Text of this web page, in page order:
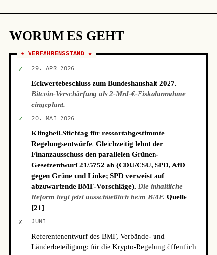
WORUM ES GEHT
★ VERFAHRENSSTAND ★
✓ 29. APR 2026
Eckwertebeschluss zum Bundeshaushalt 2027.
Bitcoin-Verschärfung als 2-Mrd-€-Fiskalannahme
eingeplant.
✓ 20. MAI 2026
Klingbeil-Stichtag für ressortabgestimmte
Regelungsentwürfe. Gleichzeitig lehnt der
Finanzausschuss den parallelen Grünen-
Gesetzentwurf 21/5752 ab (CDU/CSU, SPD, AfD
gegen Grüne und Linke; SPD verweist auf
abzuwartende BMF-Vorschläge). Die inhaltliche
Reform liegt jetzt ausschließlich beim BMF. Quelle
[21]
✗ JUNI
Referentenentwurf des BMF, Verbände- und
Länderbeteiligung: für die Krypto-Regelung öffentlich